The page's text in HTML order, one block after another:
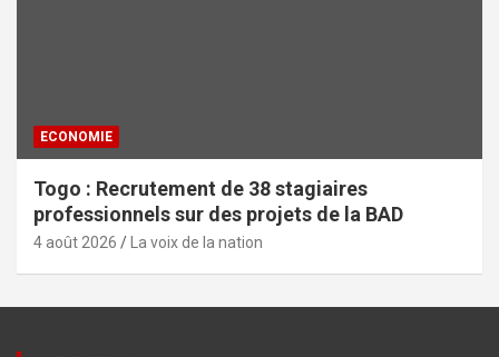
ECONOMIE
Togo : Recrutement de 38 stagiaires
professionnels sur des projets de la BAD
4 août 2026 La voix de la nation